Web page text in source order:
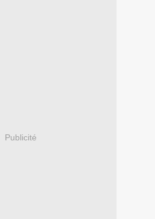
Publicité